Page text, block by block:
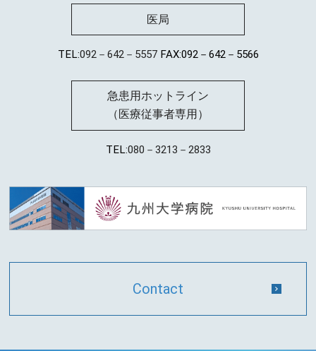
医局
TEL:092－642－5557FAX:092－642－5566
急患用ホットライン
（医療従事者専用）
TEL:080－3213－2833
Contact